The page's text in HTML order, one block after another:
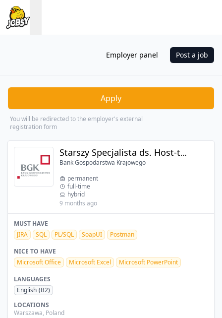
Employer panel Post a job
Starszy Specjalista ds. Host-to-Host/Web Service (Departament IT) (k/m)
Bank Gospodarstwa Krajowego
permanent
full-time
hybrid
9 months ago
MUST HAVE
JIRA
SQL PL/SQL SoapUI
Postman
NICE TO HAVE
Microsoft Office
Microsoft Excel
Microsoft PowerPoint
LANGUAGES
English (B2)
LOCATIONS
Warszawa, Poland
Apply
You will be redirected to the employer's external
registration form